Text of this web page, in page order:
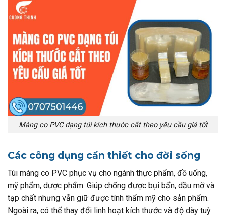
Màng co PVC dạng túi kích thước cắt theo yêu cầu giá tốt
Các công dụng cần thiết cho đời sống
Túi màng co PVC phục vụ cho ngành thực phẩm, đồ uống,
mỹ phẩm, dược phẩm. Giúp chống được bụi bẩn, dầu mỡ và
tạp chất nhưng vẫn giữ được tính thẩm mỹ cho sản phẩm.
Ngoài ra, có thể thay đổi linh hoạt kích thước và độ dày tuỳ